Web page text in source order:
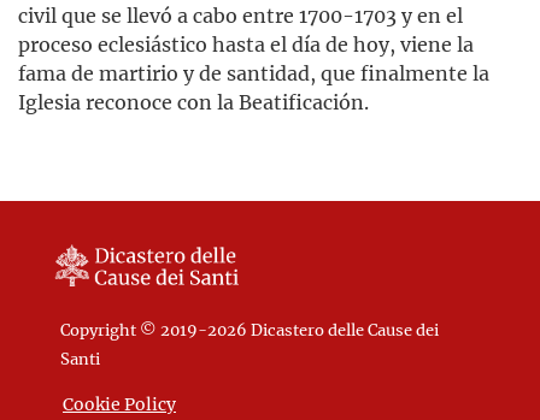
civil que se llevó a cabo entre 1700-1703 y en el
proceso eclesiástico hasta el día de hoy, viene la
fama de martirio y de santidad, que finalmente la
Iglesia reconoce con la Beatificación.
Copyright © 2019-2026 Dicastero delle Cause dei
Santi
Cookie Policy